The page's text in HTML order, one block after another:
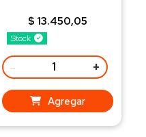
Stock
$ 13.450,05
- +
Agregar